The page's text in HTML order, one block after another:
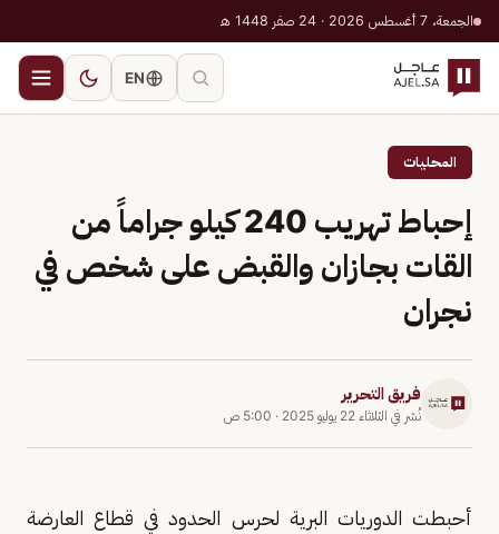
الجمعة، 7 أغسطس 2026 · 24 صفر 1448 هـ
EN
المحليات
إحباط تهريب 240 كيلو جراماً من
القات بجازان والقبض على شخص في
نجران
فريق التحرير
نُشر في الثلاثاء 22 يوليو 2025 · 5:00 ص
أحبطت الدوريات البرية لحرس الحدود في قطاع العارضة